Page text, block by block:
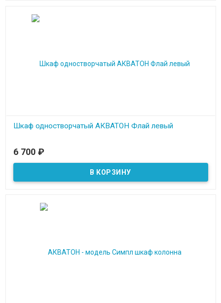
Шкаф одностворчатый АКВАТОН Флай левый
6 700 ₽